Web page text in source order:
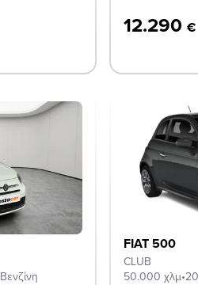
12.290 €
Βενζίνη
FIAT 500
CLUB
50.000 χλμ•